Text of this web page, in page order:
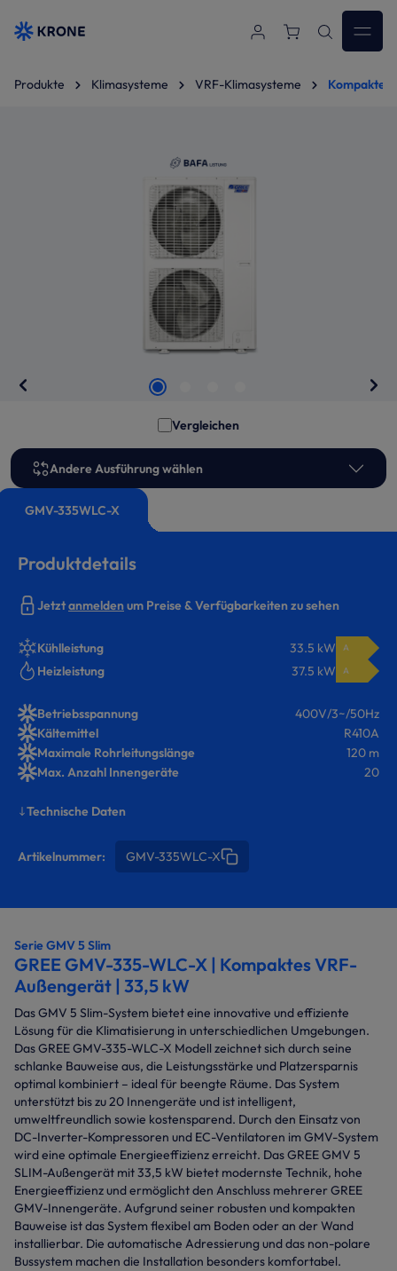
Zum Hauptinhalt springen
Produkte Klimasysteme VRF-Klimasysteme Kompakte
Vergleichen
GMV-335WLC-X
Andere Ausführung wählen
Produktdetails
Jetztanmeldenum Preise & Verfügbarkeiten zu sehen
Kühlleistung 33.5 kW A
Heizleistung 37.5 kW A
Betriebsspannung
400V/3~/50Hz
Kältemittel
R410A
Maximale Rohrleitungslänge
120 m
Max. Anzahl Innengeräte
20
Technische Daten
Artikelnummer: GMV-335WLC-X
Serie GMV 5 Slim
GREE GMV-335-WLC-X | Kompaktes VRF-
Außengerät | 33,5 kW
Das GMV 5 Slim-System bietet eine innovative und effiziente
Lösung für die Klimatisierung in unterschiedlichen Umgebungen.
Das GREE GMV-335-WLC-X Modell zeichnet sich durch seine
schlanke Bauweise aus, die Leistungsstärke und Platzersparnis
optimal kombiniert – ideal für beengte Räume. Das System
unterstützt bis zu 20 Innengeräte und ist intelligent,
umweltfreundlich sowie kostensparend. Durch den Einsatz von
DC-Inverter-Kompressoren und EC-Ventilatoren im GMV-System
wird eine optimale Energieeffizienz erreicht. Das GREE GMV 5
SLIM-Außengerät mit 33,5 kW bietet modernste Technik, hohe
Energieeffizienz und ermöglicht den Anschluss mehrerer GREE
GMV-Innengeräte. Aufgrund seiner robusten und kompakten
Bauweise ist das System flexibel am Boden oder an der Wand
installierbar. Die automatische Adressierung und das non-polare
Bussystem machen die Installation besonders komfortabel.